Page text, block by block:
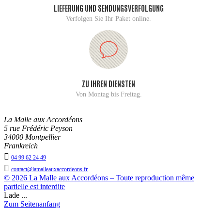
LIEFERUNG UND SENDUNGSVERFOLGUNG
Verfolgen Sie Ihr Paket online.
ZU IHREN DIENSTEN
Von Montag bis Freitag.
La Malle aux Accordéons
5 rue Frédéric Peyson
34000 Montpellier
Frankreich
 04 99 62 24 49
 contact@lamalleauxaccordeons.fr
© 2026 La Malle aux Accordéons – Toute reproduction même
partielle est interdite
Lade ...
Zum Seitenanfang